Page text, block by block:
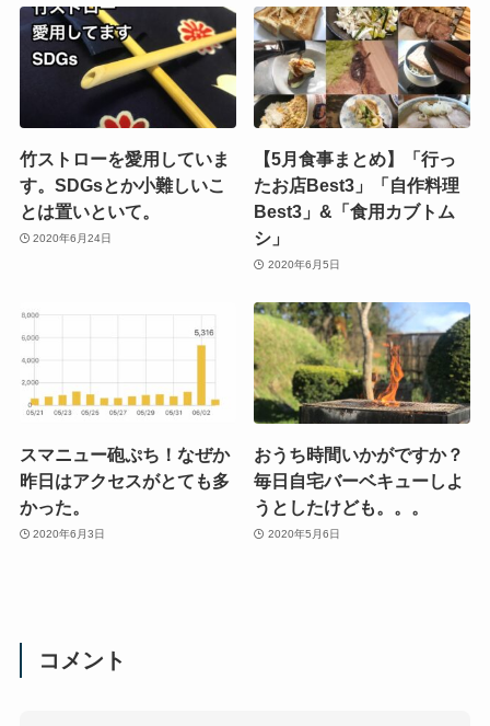
竹ストローを愛用していま
す。SDGsとか小難しいこ
とは置いといて。
2020年6月24日
【5月食事まとめ】「行っ
たお店Best3」「自作料理
Best3」&「食用カブトム
シ」
2020年6月5日
スマニュー砲ぷち！なぜか
昨日はアクセスがとても多
かった。
2020年6月3日
おうち時間いかがですか？
毎日自宅バーベキューしよ
うとしたけども。。。
2020年5月6日
コメント